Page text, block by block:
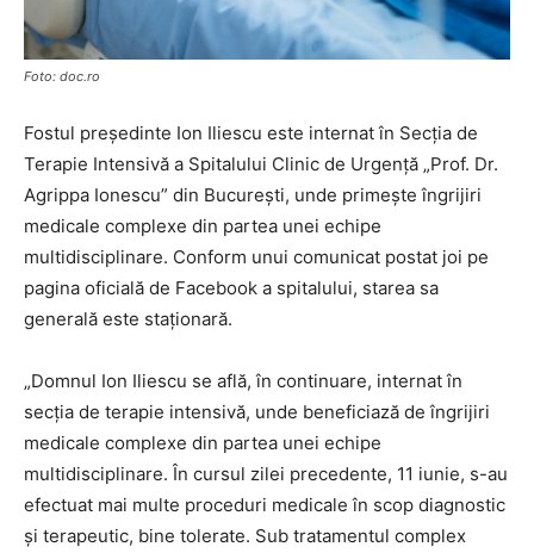
Foto: doc.ro
Fostul președinte Ion Iliescu este internat în Secția de
Terapie Intensivă a Spitalului Clinic de Urgență „Prof. Dr.
Agrippa Ionescu” din București, unde primește îngrijiri
medicale complexe din partea unei echipe
multidisciplinare. Conform unui comunicat postat joi pe
pagina oficială de Facebook a spitalului, starea sa
generală este staționară.
„Domnul Ion Iliescu se află, în continuare, internat în
secţia de terapie intensivă, unde beneficiază de îngrijiri
medicale complexe din partea unei echipe
multidisciplinare. În cursul zilei precedente, 11 iunie, s-au
efectuat mai multe proceduri medicale în scop diagnostic
şi terapeutic, bine tolerate. Sub tratamentul complex